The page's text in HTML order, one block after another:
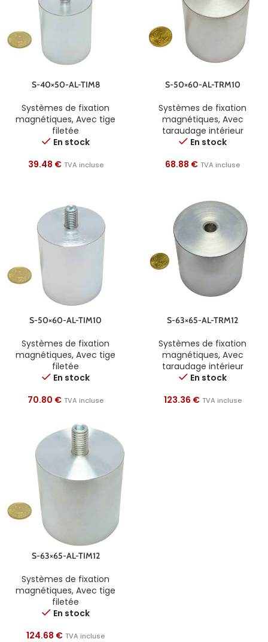
S-40×50-AL-TIM8
Systèmes de fixation
magnétiques, Avec tige
filetée
En stock
39.48 € TVA incluse
S-50×60-AL-TRM10
Systèmes de fixation
magnétiques, Avec
taraudage intérieur
En stock
68.88 € TVA incluse
S-50×60-AL-TIM10
Systèmes de fixation
magnétiques, Avec tige
filetée
En stock
70.80 € TVA incluse
S-63×65-AL-TRM12
Systèmes de fixation
magnétiques, Avec
taraudage intérieur
En stock
123.36 € TVA incluse
S-63×65-AL-TIM12
Systèmes de fixation
magnétiques, Avec tige
filetée
En stock
124.68 € TVA incluse